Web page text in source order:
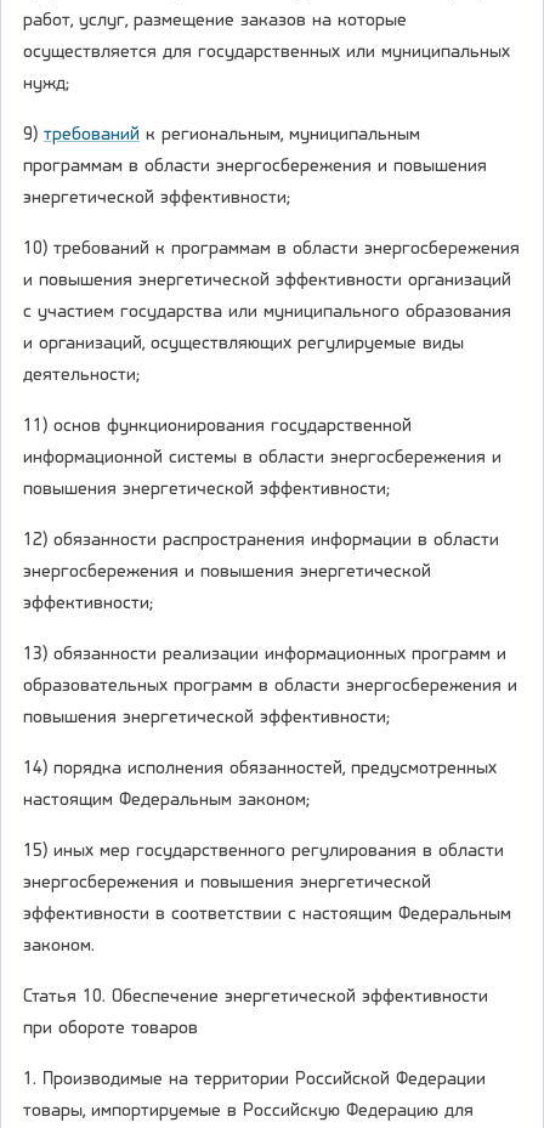
работ, услуг, размещение заказов на которые
осуществляется для государственных или муниципальных
нужд;
9) требований к региональным, муниципальным
программам в области энергосбережения и повышения
энергетической эффективности;
10) требований к программам в области энергосбережения
и повышения энергетической эффективности организаций
с участием государства или муниципального образования
и организаций, осуществляющих регулируемые виды
деятельности;
11) основ функционирования государственной
информационной системы в области энергосбережения и
повышения энергетической эффективности;
12) обязанности распространения информации в области
энергосбережения и повышения энергетической
эффективности;
13) обязанности реализации информационных программ и
образовательных программ в области энергосбережения и
повышения энергетической эффективности;
14) порядка исполнения обязанностей, предусмотренных
настоящим Федеральным законом;
15) иных мер государственного регулирования в области
энергосбережения и повышения энергетической
эффективности в соответствии с настоящим Федеральным
законом.
Статья 10. Обеспечение энергетической эффективности
при обороте товаров
1. Производимые на территории Российской Федерации
товары, импортируемые в Российскую Федерацию для